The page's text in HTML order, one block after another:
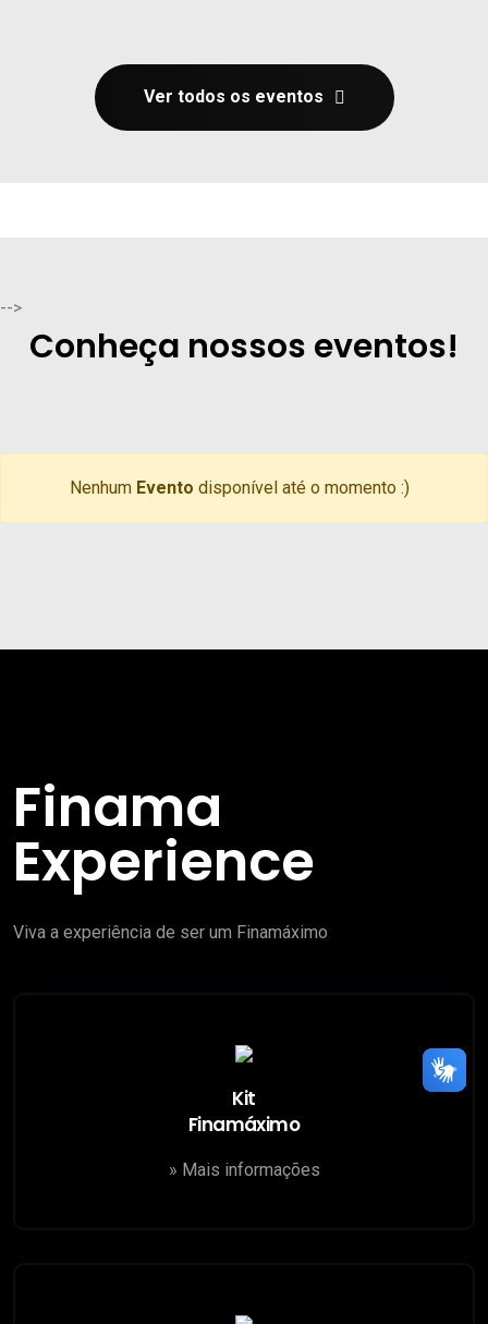
Ver todos os eventos
-->
Conheça nossos eventos!
Nenhum Evento disponível até o momento :)
Finama
Experience
Viva a experiência de ser um Finamáximo
Kit
Finamáximo
» Mais informações